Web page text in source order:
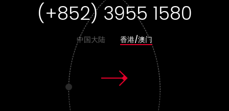
(+852) 3955 1580
中国大陆 香港/澳门